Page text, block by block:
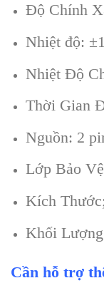
Độ Chính
Nhiệt độ:
Nhiệt Độ
Thời Gian
Nguồn: 2
Lớp Bảo
Kích
Khối
Cần hỗ trợ